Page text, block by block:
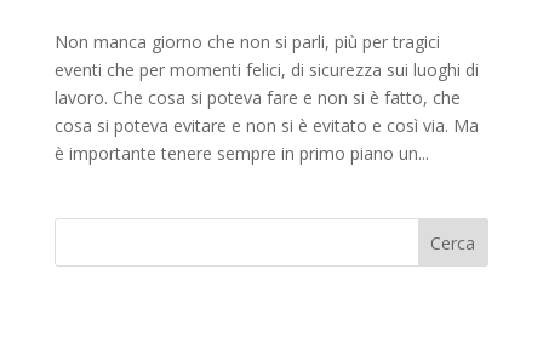
Non manca giorno che non si parli, più per tragici
eventi che per momenti felici, di sicurezza sui luoghi di
lavoro. Che cosa si poteva fare e non si è fatto, che
cosa si poteva evitare e non si è evitato e così via. Ma
è importante tenere sempre in primo piano un...
Cerca